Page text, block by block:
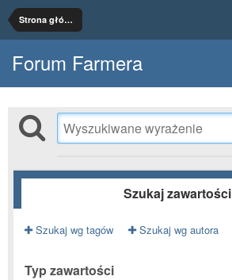
Strona główna
Forum Farmera
Szukaj zawartości
Szukaj wg tagów Szukaj wg autora
Typ zawartości